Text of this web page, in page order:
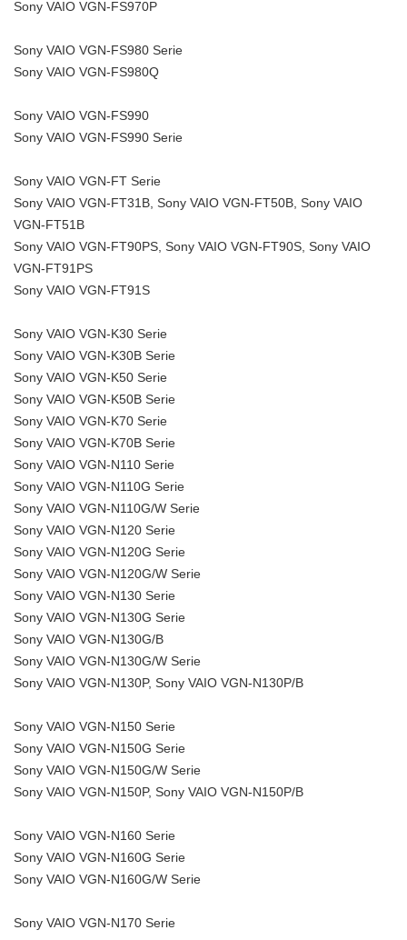
Sony VAIO VGN-FS970P
Sony VAIO VGN-FS980 Serie
Sony VAIO VGN-FS980Q
Sony VAIO VGN-FS990
Sony VAIO VGN-FS990 Serie
Sony VAIO VGN-FT Serie
Sony VAIO VGN-FT31B, Sony VAIO VGN-FT50B, Sony VAIO
VGN-FT51B
Sony VAIO VGN-FT90PS, Sony VAIO VGN-FT90S, Sony VAIO
VGN-FT91PS
Sony VAIO VGN-FT91S
Sony VAIO VGN-K30 Serie
Sony VAIO VGN-K30B Serie
Sony VAIO VGN-K50 Serie
Sony VAIO VGN-K50B Serie
Sony VAIO VGN-K70 Serie
Sony VAIO VGN-K70B Serie
Sony VAIO VGN-N110 Serie
Sony VAIO VGN-N110G Serie
Sony VAIO VGN-N110G/W Serie
Sony VAIO VGN-N120 Serie
Sony VAIO VGN-N120G Serie
Sony VAIO VGN-N120G/W Serie
Sony VAIO VGN-N130 Serie
Sony VAIO VGN-N130G Serie
Sony VAIO VGN-N130G/B
Sony VAIO VGN-N130G/W Serie
Sony VAIO VGN-N130P, Sony VAIO VGN-N130P/B
Sony VAIO VGN-N150 Serie
Sony VAIO VGN-N150G Serie
Sony VAIO VGN-N150G/W Serie
Sony VAIO VGN-N150P, Sony VAIO VGN-N150P/B
Sony VAIO VGN-N160 Serie
Sony VAIO VGN-N160G Serie
Sony VAIO VGN-N160G/W Serie
Sony VAIO VGN-N170 Serie